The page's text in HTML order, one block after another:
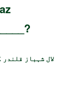
لال شہباز